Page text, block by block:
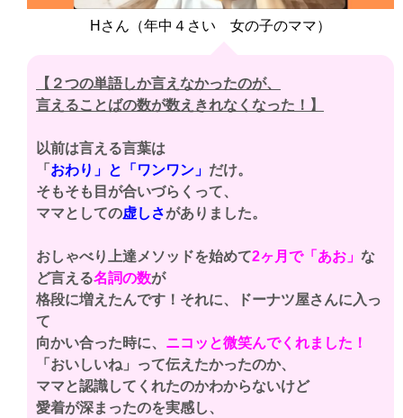
Hさん（年中４さい 女の子のママ）
【２つの単語しか言えなかったのが、
言えることばの数が数えきれなくなった！】
以前は言える言葉は
「 おわり」と「ワンワン」 だけ。
そもそも目が合いづらくって、
ママとしての虚しさがありました。
おしゃべり上達メソッドを始めて2ヶ月で「あお」 な
ど言える名詞の数が
格段に増えたんです！それに、ドーナツ屋さんに入っ
て
向かい合った時に、 ニコッと微笑んでくれました！
「おいしいね」って伝えたかったのか、
ママと認識してくれたのかわからないけど
愛着が深まったのを実感し、